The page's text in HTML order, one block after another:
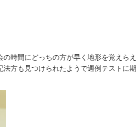
時間にどっちの方が早く地形を覚えら
方も見つけられたようで週例テストに期